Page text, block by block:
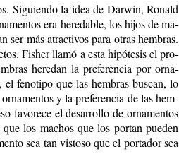
Si­guien­do la idea de Dar­win, Ro­nald
era he­re­da­ble, los hi­jos de ma­
ser más atrac­ti­vos pa­ra otras hem­bras.
Fis­her lla­mó a es­ta hi­pó­te­sis el pro­
he­re­dan la pre­fe­ren­cia por or­na­
el fe­no­ti­po que las hem­bras bus­can, lo
y la pre­fe­ren­cia de las hem­
fa­vo­re­ce el de­sa­rro­llo de or­na­men­tos
los ma­chos que los por­tan pue­den
sea tan vis­to­so que el por­ta­dor sea